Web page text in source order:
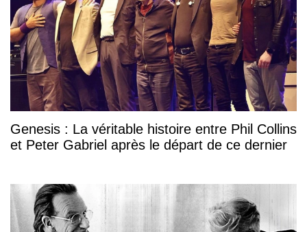
Genesis : La véritable histoire entre Phil Collins
et Peter Gabriel après le départ de ce dernier